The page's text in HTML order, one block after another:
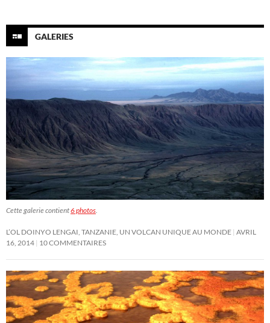
GALERIES
Cette galerie contient6 photos.
L’OL DOINYO LENGAI, TANZANIE, UN VOLCAN UNIQUE AU MONDE AVRIL
16, 2014 10 COMMENTAIRES